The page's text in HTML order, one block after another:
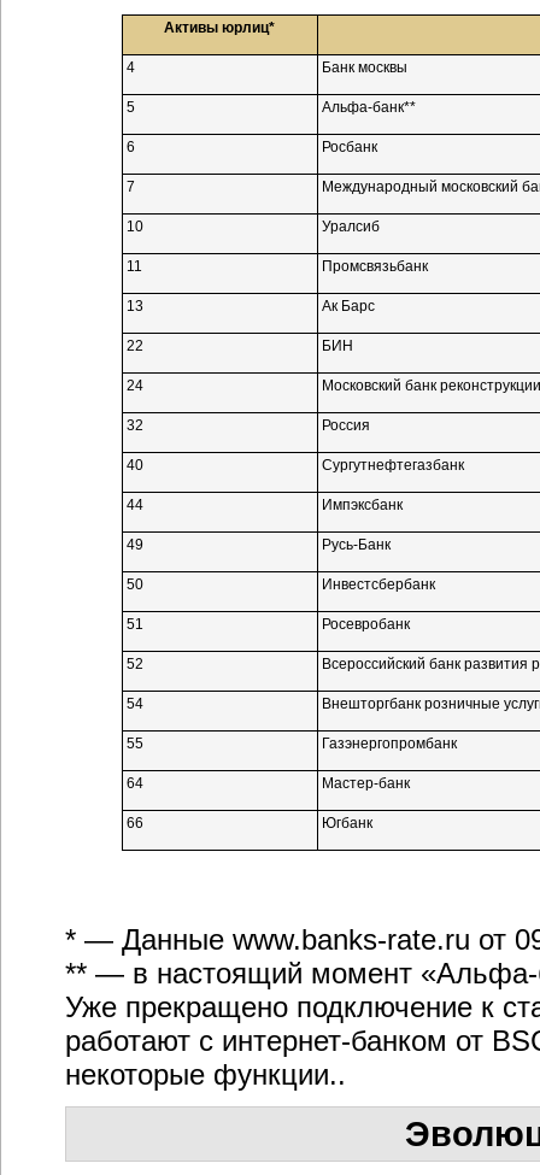
Активы юрлиц*
4 Банк москвы
5 Альфа-банк**
6 Росбанк
7 Международный московский
10 Уралсиб
11 Промсвязьбанк
13 Ак Барс
22 БИН
24 Московский банк
32 Россия
40 Сургутнефтегазбанк
44 Импэксбанк
49 Русь-Банк
50 Инвестсбербанк
51 Росевробанк
52 Всероссийский банк развития
54 Внешторгбанк розничные
55 Газэнергопромбанк
64 Мастер-банк
66 Югбанк
* — Данные www.banks-rate.ru от
** — в настоящий момент «Альфа-
Уже прекращено подключение к
работают с интернет-банком от
некоторые функции..